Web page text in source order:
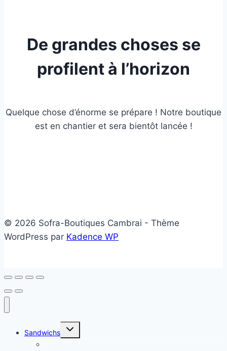
De grandes choses se
profilent à l’horizon
Quelque chose d’énorme se prépare ! Notre boutique
est en chantier et sera bientôt lancée !
© 2026 Sofra-Boutiques Cambrai - Thème
WordPress par Kadence WP
Sandwichs
Ouvrir/fermer